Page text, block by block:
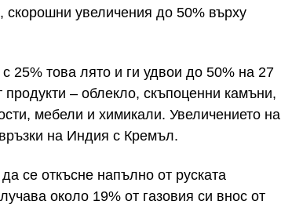
увеличения до 50% върху
това лято и ги удвои до 50% на 27
– облекло, скъпоценни камъни,
мебели и химикали. Увеличението на
на Индия с Кремъл.
се откъсне напълно от руската
около 19% от газовия си внос от